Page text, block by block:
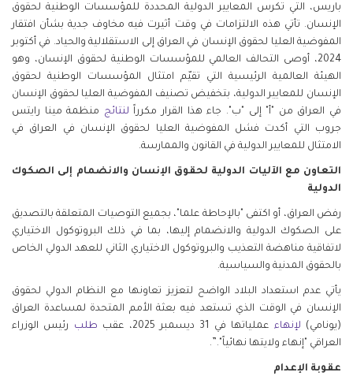
باريس، التي تكرس المعايير الدولية المحددة للمؤسسات الوطنية لحقوق
الإنسان. تأتي هذه الالتزامات في وقت أثيرت فيه مخاوف جدية بشأن افتقار
المفوضية العليا لحقوق الإنسان في العراق إلى الاستقلالية والحياد. في أكتوبر
2024، أوصى التحالف العالمي للمؤسسات الوطنية لحقوق الإنسان، وهو
الهيئة العالمية الرئيسية التي تقيّم امتثال المؤسسات الوطنية لحقوق
الإنسان للمعايير الدولية، بتخفيض تصنيف المفوضية العليا لحقوق الإنسان
في العراق من "أ" إلى "ب". جاء هذا القرار مكرراً لنتائج منظمة مينا رايتس
جروب التي أكدت فشل المفوضية العليا لحقوق الإنسان في العراق في
الامتثال للمعايير الدولية في القانون والممارسة.
التعاون مع الآليات الدولية لحقوق الإنسان والانضمام إلى الصكوك
الدولية
رفض العراق، أو اكتفى "بالإحاطة علما"، بجميع التوصيات المتعلقة بالتصديق
على الصكوك الدولية والانضمام إليها، بما في ذلك البروتوكول الاختياري
لاتفاقية مناهضة التعذيب والبروتوكول الاختياري الثاني للعهد الدولي الخاص
بالحقوق المدنية والسياسية.
يأتي عدم استعداد البلاد الواضح لتعزيز تعاونها مع النظام الدولي لحقوق
الإنسان في الوقت الذي تستعد فيه بعثة الأمم المتحدة لمساعدة العراق
(يونامي) لإنهاء عملياتها في 31 ديسمبر 2025، عقب طلب رئيس الوزراء
العراقي "إنهاء ولايتها نهائياً".”.
عقوبة الإعدام